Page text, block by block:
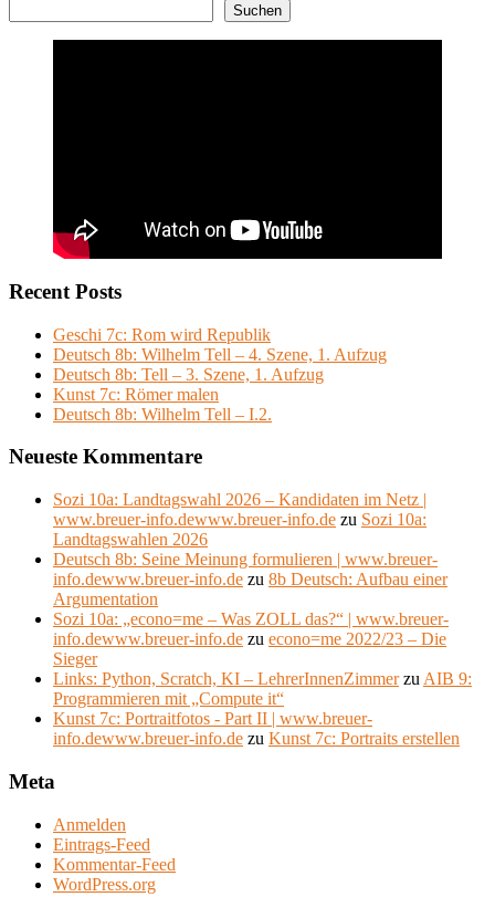
Suchen
Recent Posts
Geschi 7c: Rom wird Republik
Deutsch 8b: Wilhelm Tell – 4. Szene, 1. Aufzug
Deutsch 8b: Tell – 3. Szene, 1. Aufzug
Kunst 7c: Römer malen
Deutsch 8b: Wilhelm Tell – I.2.
Neueste Kommentare
Sozi 10a: Landtagswahl 2026 – Kandidaten im Netz |
www.breuer-info.dewww.breuer-info.de zu Sozi 10a:
Landtagswahlen 2026
Deutsch 8b: Seine Meinung formulieren | www.breuer-
info.dewww.breuer-info.de zu 8b Deutsch: Aufbau einer
Argumentation
Sozi 10a: „econo=me – Was ZOLL das?“ | www.breuer-
info.dewww.breuer-info.de zu econo=me 2022/23 – Die
Sieger
Links: Python, Scratch, KI – LehrerInnenZimmerzu AIB 9:
Programmieren mit „Compute it“
Kunst 7c: Portraitfotos - Part II | www.breuer-
info.dewww.breuer-info.de zu Kunst 7c: Portraits erstellen
Meta
Anmelden
Eintrags-Feed
Kommentar-Feed
WordPress.org